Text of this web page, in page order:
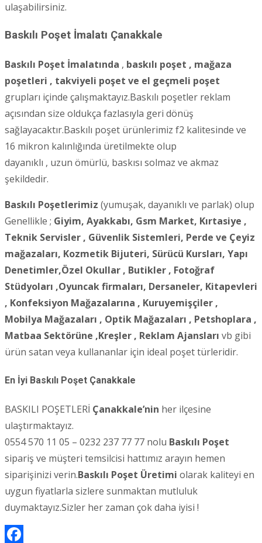
ulaşabilirsiniz.
Baskılı Poşet İmalatı Çanakkale
Baskılı Poşet İmalatında , baskılı poşet , mağaza
poşetleri , takviyeli poşet ve el geçmeli poşet
grupları içinde çalışmaktayız.Baskılı poşetler reklam
açısından size oldukça fazlasıyla geri dönüş
sağlayacaktır.Baskılı poşet ürünlerimiz f2 kalitesinde ve
16 mikron kalınlığında üretilmekte olup
dayanıklı , uzun ömürlü, baskısı solmaz ve akmaz
şekildedir.
Baskılı Poşetlerimiz (yumuşak, dayanıklı ve parlak) olup
Genellikle ; Giyim, Ayakkabı, Gsm Market, Kırtasiye ,
Teknik Servisler , Güvenlik Sistemleri, Perde ve Çeyiz
mağazaları, Kozmetik Bijuteri, Sürücü Kursları, Yapı
Denetimler,Özel Okullar , Butikler , Fotoğraf
Stüdyoları ,Oyuncak firmaları, Dersaneler, Kitapevleri
, Konfeksiyon Mağazalarına , Kuruyemişçiler ,
Mobilya Mağazaları , Optik Mağazaları , Petshoplara ,
Matbaa Sektörüne ,Kreşler , Reklam Ajansları vb gibi
ürün satan veya kullananlar için ideal poşet türleridir.
En İyi Baskılı Poşet Çanakkale
BASKILI POŞETLERİ Çanakkale’nin her ilçesine
ulaştırmaktayız.
0554 570 11 05 – 0232 237 77 77 nolu Baskılı Poşet
sipariş ve müşteri temsilcisi hattımız arayın hemen
siparişinizi verin.Baskılı Poşet Üretimi olarak kaliteyi en
uygun fiyatlarla sizlere sunmaktan mutluluk
duymaktayız.Sizler her zaman çok daha iyisi !